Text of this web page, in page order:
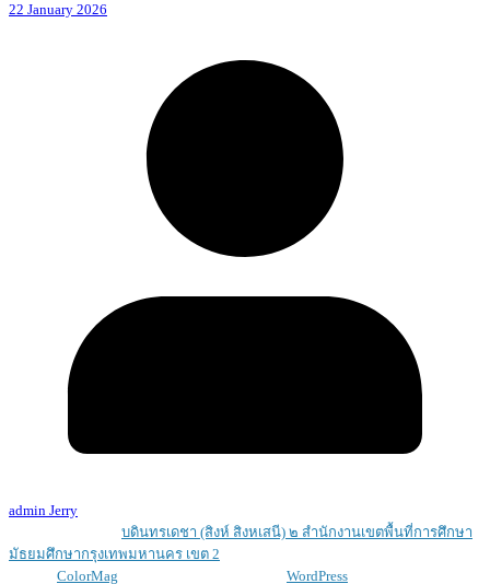
22 January 2026
admin Jerry
บดินทรเดชา (สิงห์ สิงหเสนี) ๒ สํานักงานเขตพื้นที่การศึกษา
มัธยมศึกษากรุงเทพมหานคร เขต 2
ColorMag WordPress